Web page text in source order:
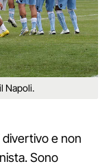
Napoli.
divertivo e non
Sono